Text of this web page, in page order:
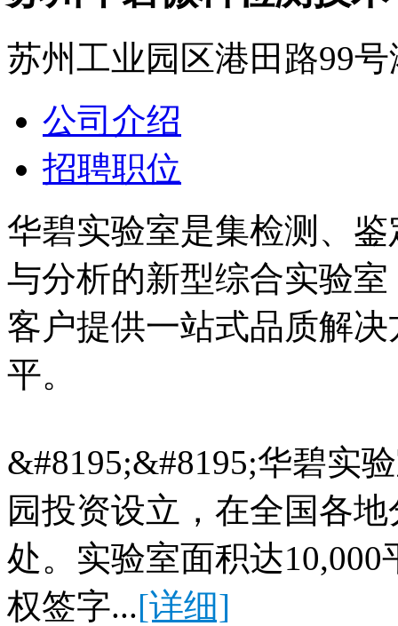
苏州工业园区港田路99
公司介绍
招聘职位
华碧实验室是集检测、
与分析的新型综合实验
客户提供一站式品质解
平。
&#8195;&#8195;华碧实
园投资设立，在全国各
处。实验室面积达
权签字...[详细]